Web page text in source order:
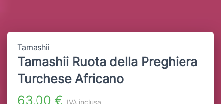
Tamashii
Tamashii Ruota della Preghiera
Turchese Africano
63,00 € IVA inclusa